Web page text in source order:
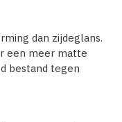
dan zijdeglans.
een meer matte
bestand tegen